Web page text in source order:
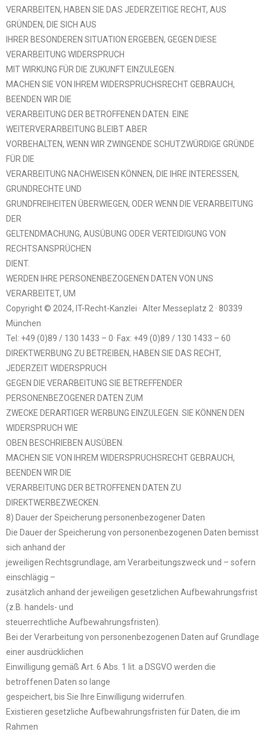
VERARBEITEN, HABEN SIE DAS JEDERZEITIGE RECHT, AUS
GRÜNDEN, DIE SICH AUS
IHRER BESONDEREN SITUATION ERGEBEN, GEGEN DIESE
VERARBEITUNG WIDERSPRUCH
MIT WIRKUNG FÜR DIE ZUKUNFT EINZULEGEN.
MACHEN SIE VON IHREM WIDERSPRUCHSRECHT GEBRAUCH,
BEENDEN WIR DIE
VERARBEITUNG DER BETROFFENEN DATEN. EINE
WEITERVERARBEITUNG BLEIBT ABER
VORBEHALTEN, WENN WIR ZWINGENDE SCHUTZWÜRDIGE GRÜNDE
FÜR DIE
VERARBEITUNG NACHWEISEN KÖNNEN, DIE IHRE INTERESSEN,
GRUNDRECHTE UND
GRUNDFREIHEITEN ÜBERWIEGEN, ODER WENN DIE VERARBEITUNG
DER
GELTENDMACHUNG, AUSÜBUNG ODER VERTEIDIGUNG VON
RECHTSANSPRÜCHEN
DIENT.
WERDEN IHRE PERSONENBEZOGENEN DATEN VON UNS
VERARBEITET, UM
Copyright © 2024, IT-Recht-Kanzlei · Alter Messeplatz 2 · 80339
München
Tel: +49 (0)89 / 130 1433 – 0· Fax: +49 (0)89 / 130 1433 – 60
DIREKTWERBUNG ZU BETREIBEN, HABEN SIE DAS RECHT,
JEDERZEIT WIDERSPRUCH
GEGEN DIE VERARBEITUNG SIE BETREFFENDER
PERSONENBEZOGENER DATEN ZUM
ZWECKE DERARTIGER WERBUNG EINZULEGEN. SIE KÖNNEN DEN
WIDERSPRUCH WIE
OBEN BESCHRIEBEN AUSÜBEN.
MACHEN SIE VON IHREM WIDERSPRUCHSRECHT GEBRAUCH,
BEENDEN WIR DIE
VERARBEITUNG DER BETROFFENEN DATEN ZU
DIREKTWERBEZWECKEN.
8) Dauer der Speicherung personenbezogener Daten
Die Dauer der Speicherung von personenbezogenen Daten bemisst
sich anhand der
jeweiligen Rechtsgrundlage, am Verarbeitungszweck und – sofern
einschlägig –
zusätzlich anhand der jeweiligen gesetzlichen Aufbewahrungsfrist
(z.B. handels- und
steuerrechtliche Aufbewahrungsfristen).
Bei der Verarbeitung von personenbezogenen Daten auf Grundlage
einer ausdrücklichen
Einwilligung gemäß Art. 6 Abs. 1 lit. a DSGVO werden die
betroffenen Daten so lange
gespeichert, bis Sie Ihre Einwilligung widerrufen.
Existieren gesetzliche Aufbewahrungsfristen für Daten, die im
Rahmen